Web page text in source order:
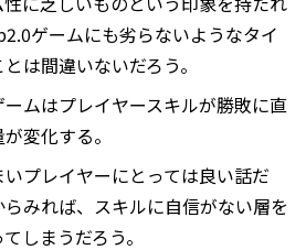
ゲームにも劣らないようなタイ
は間違いないだろう。
ムはプレイヤースキルが勝敗に直
変化する。
プレイヤーにとっては良い話だ
みれば、スキルに自信がない層を
しまうだろう。